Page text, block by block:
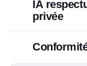
IA
privée